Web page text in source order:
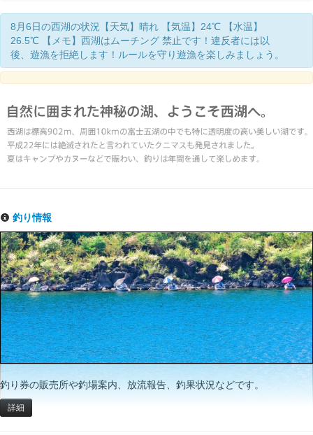
Home
釣り情報
マナーとお願い
クニマス展示館
漁協からのお知らせ
お問い合わせ
8月6日の西湖の状況【天気】晴れ 【気温】24℃ 【水温】
26.5℃ 【メモ】西湖はムーチング 禁止です！違反者には以
後、遊漁を拒絶します！ルールを守り遊漁を楽しみましょう。
釣り情報
釣り券の販売所や釣場案内、放流報告、釣果状況などです。
詳細